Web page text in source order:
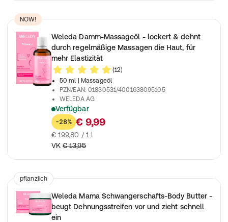
NOW!
Weleda Damm-Massageöl - lockert & dehnt
durch regelmäßige Massagen die Haut, für
mehr Elastizität
(12)
50 ml
| Massageöl
PZN/EAN:01830531/4001638095105
WELEDA AG
Verfügbar
Damm-Massageöl lockert und dehnt durch regelmäßige
-28% € 9,99
€ 199,80 / 1 l
VK € 13,95
pflanzlich
Weleda Mama Schwangerschafts-Body Butter -
beugt Dehnungsstreifen vor und zieht schnell
ein